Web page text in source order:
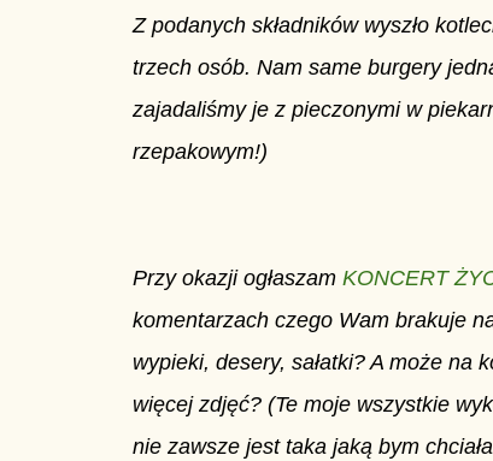
Z podanych składników wyszło
trzech osób. Nam same burgery
zajadaliśmy je z pieczonymi w
rzepakowym!)
Przy okazji ogłaszam KONCERT
komentarzach czego Wam brakuje
wypieki, desery, sałatki? A może na
więcej zdjęć? (Te moje wszystkie
nie zawsze jest taka jaką bym